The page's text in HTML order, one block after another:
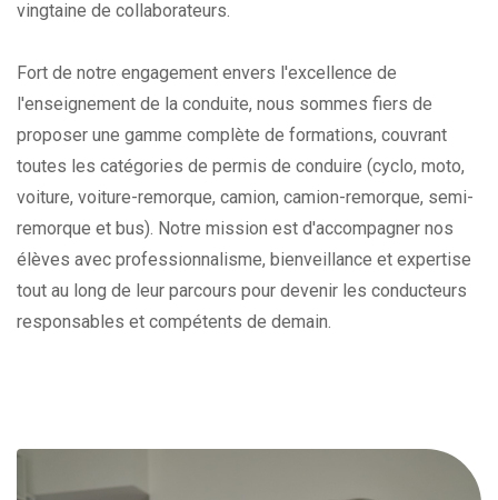
vingtaine de collaborateurs.
Fort de notre engagement envers l'excellence de
l'enseignement de la conduite, nous sommes fiers de
proposer une gamme complète de formations, couvrant
toutes les catégories de permis de conduire (cyclo, moto,
voiture, voiture-remorque, camion, camion-remorque, semi-
remorque et bus). Notre mission est d'accompagner nos
élèves avec professionnalisme, bienveillance et expertise
tout au long de leur parcours pour devenir les conducteurs
responsables et compétents de demain.